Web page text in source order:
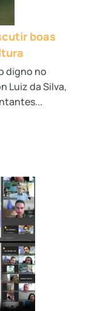
boas
digno no
Luiz da Silva,